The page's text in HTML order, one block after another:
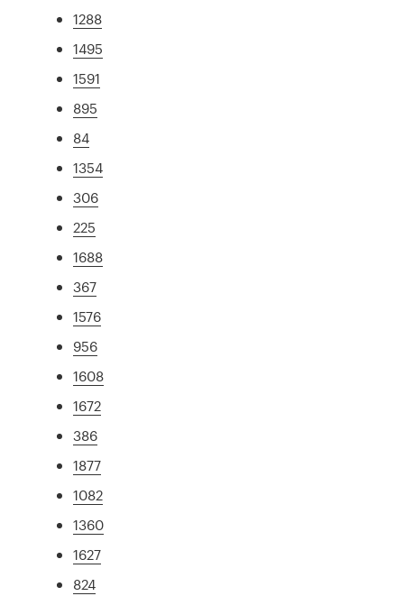
1288
1495
1591
895
84
1354
306
225
1688
367
1576
956
1608
1672
386
1877
1082
1360
1627
824